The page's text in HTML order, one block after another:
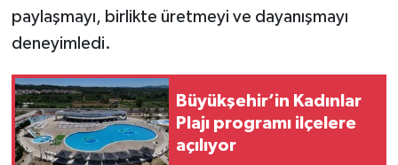
paylaşmayı, birlikte üretmeyi ve dayanışmayı
deneyimledi.
Büyükşehir’in Kadınlar
Plajı programı ilçelere
açılıyor